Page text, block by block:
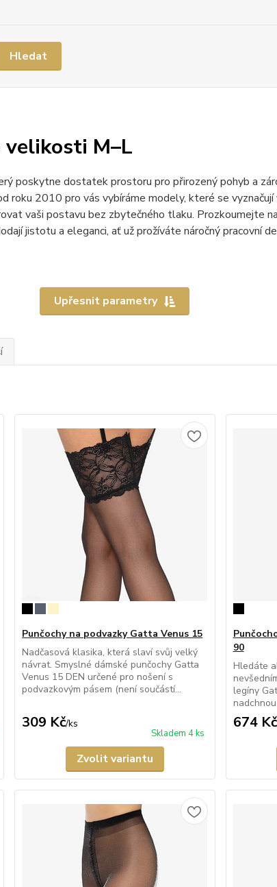
Hledat
velikosti M–L
poskytne dostatek prostoru pro přirozený pohyb a
roku 2010 pro vás vybíráme modely, které se
vaši postavu bez zbytečného tlaku. Prozkoumejte
jistotu a eleganci, ať už prožíváte náročný pracovní
Upřesnit parametry
Punčochy na podvazky Gatta Venus 15
Nadčasová klasika, která slaví svůj velký
návrat. Smyslné dámské punčochy Gatta
Venus 15 DEN určené pro nošení s
podvazkovým pásem (není součástí...
309 Kč/ks
Skladem 4 ks
Zvolit variantu
90
Hledáte
legíny
674 Kč